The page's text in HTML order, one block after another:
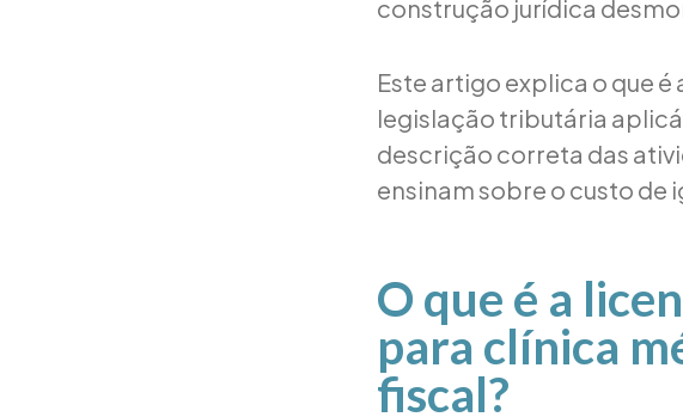
construção jurídica
Este artigo explica o que
legislação tributária
descrição correta das
ensinam sobre o custo de
O que é a
para clínica
fiscal?